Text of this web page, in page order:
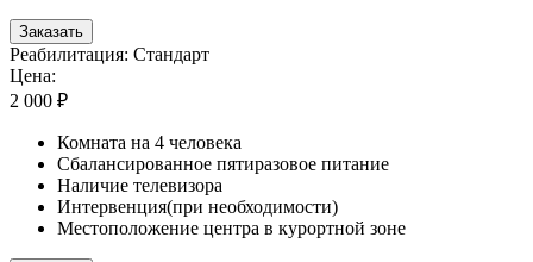
Заказать
Реабилитация: Стандарт
Цена:
2 000 ₽
Комната на 4 человека
Сбалансированное пятиразовое питание
Наличие телевизора
Интервенция(при необходимости)
Местоположение центра в курортной зоне